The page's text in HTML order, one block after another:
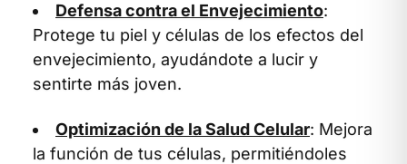
Defensa contra el Envejecimiento:
Protege tu piel y células de los efectos del
envejecimiento, ayudándote a lucir y
sentirte más joven.
Optimización de la Salud Celular: Mejora
la función de tus células, permitiéndoles